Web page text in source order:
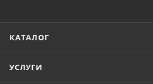
КАТАЛОГ
УСЛУГИ